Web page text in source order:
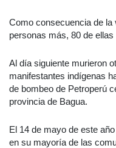
Como consecuencia de la
personas más, 80 de
Al día siguiente murieron
manifestantes indígenas
de bombeo de Petroperú
provincia de Bagua.
El 14 de mayo de este
en su mayoría de las